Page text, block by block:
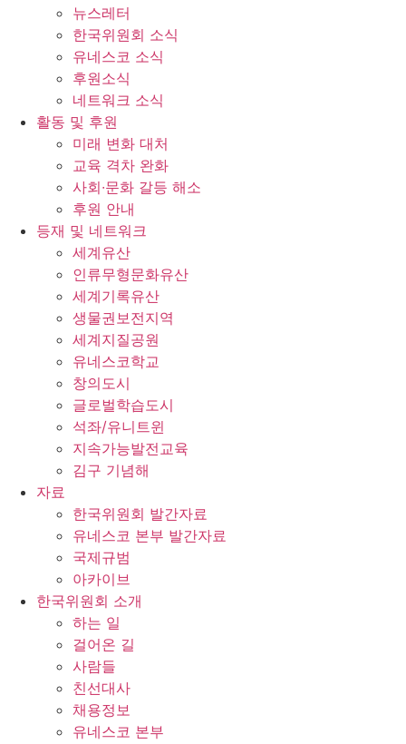
뉴스레터
한국위원회 소식
유네스코 소식
후원소식
네트워크 소식
활동 및 후원
미래 변화 대처
교육 격차 완화
사회∙문화 갈등 해소
후원 안내
등재 및 네트워크
세계유산
인류무형문화유산
세계기록유산
생물권보전지역
세계지질공원
유네스코학교
창의도시
글로벌학습도시
석좌/유니트윈
지속가능발전교육
김구 기념해
자료
한국위원회 발간자료
유네스코 본부 발간자료
국제규범
아카이브
한국위원회 소개
하는 일
걸어온 길
사람들
친선대사
채용정보
유네스코 본부